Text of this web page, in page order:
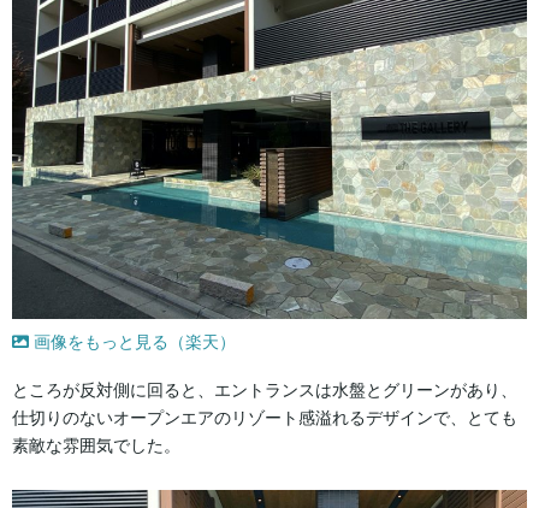
画像をもっと見る（楽天）
ところが反対側に回ると、エントランスは水盤とグリーンがあり、
仕切りのないオープンエアのリゾート感溢れるデザインで、とても
素敵な雰囲気でした。